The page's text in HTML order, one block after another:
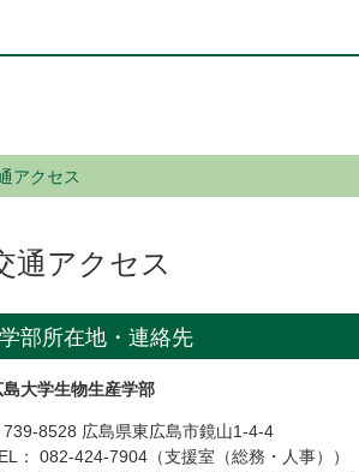
アクセス
通アクセス
学部所在地・連絡先
島大学生物生産学部
739-8528 広島県東広島市鏡山1-4-4
： 082-424-7904（支援室（総務・人事））